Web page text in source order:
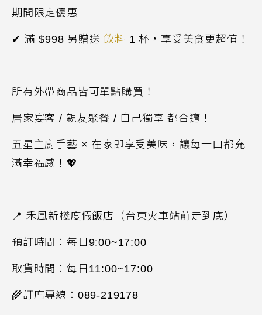
期間限定優惠
✔ 滿 $998 另 贈送飲料 1 杯 ，享受美食更超值！
所有外帶商品皆可單點購買！
居家宴客 / 親友聚餐 / 自己獨享 都合適！
五星主廚手藝 × 在家即享受美味，讓每一口都充
滿幸福感！ 💖
📍 禾風新棧度假飯店（台東火車站前走到底）
預訂時間：每日 9:00~17:00
取貨時間：每日 11:00~17:00
🌾訂席專線： 089-219178